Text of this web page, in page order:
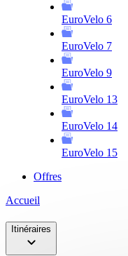
EuroVelo 6
EuroVelo 7
EuroVelo 9
EuroVelo 13
EuroVelo 14
EuroVelo 15
Offres
Accueil
Itinéraires